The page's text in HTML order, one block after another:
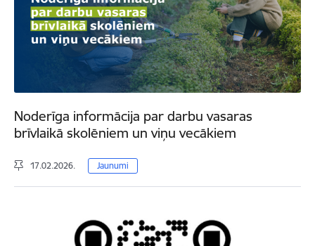
Noderīga informācija par darbu vasaras
brīvlaikā skolēniem un viņu vecākiem
17.02.2026. Jaunumi